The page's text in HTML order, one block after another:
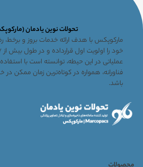
تحولات نوین یادمان
مارکوپکس با هدف ارائه خدمات بروز و برخط،
عملیاتی در این حیطه، توانسته است با
فناورانه، همواره در کوتاه‌ترین زمان ممکن
باشد.